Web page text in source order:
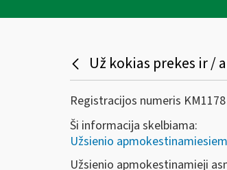
Už kokias prekes ir /
Registracijos numeris KM1178
Ši informacija skelbiama:
Užsienio
Užsienio apmokestinamieji